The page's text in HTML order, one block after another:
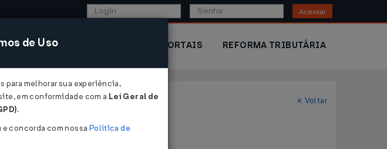
Acessar
COMÉRCIO EXTERIOR PORTAIS REFORMA TRIBUTÁRIA
Voltar
de Uso
melhorar sua experiência,
em conformidade com a Lei Geral de
.
concorda com nossa Política de